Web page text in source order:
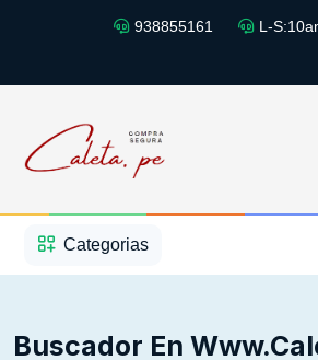
938855161 L-
Categorias
Buscador En